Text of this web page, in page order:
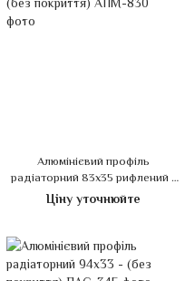
Алюмінієвий профіль
радіаторний 83х35 рифлений -
(без покриття)
Ціну уточнюйте